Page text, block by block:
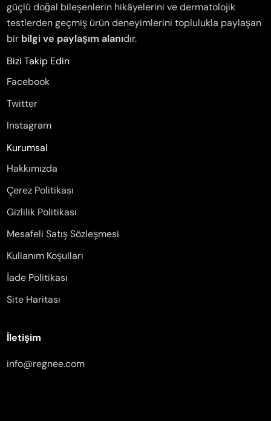
güçlü doğal bileşenlerin hikâyelerini ve dermatolojik
testlerden geçmiş ürün deneyimlerini toplulukla paylaşan
bir bilgi ve paylaşım alanıdır.
Bizi Takip Edin
Facebook
Twitter
Instagram
Kurumsal
Hakkımızda
Çerez Politikası
Gizlilik Politikası
Mesafeli Satış Sözleşmesi
Kullanım Koşulları
İade Politikası
Site Haritası
İletişim
info@regnee.com